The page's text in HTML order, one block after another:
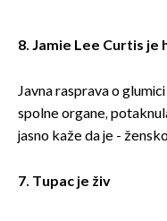
8. Jamie Lee Curtis
Javna rasprava o
spolne organe,
jasno kaže da je -
7. Tupac je živ